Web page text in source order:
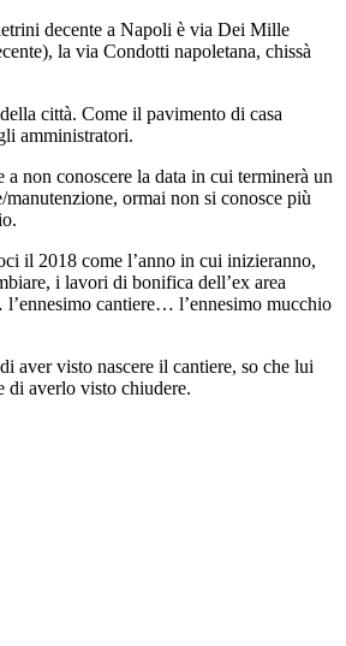
decente a Napoli è via Dei Mille
la via Condotti napoletana, chissà
città. Come il pavimento di casa
amministratori.
non conoscere la data in cui terminerà un
ormai non si conosce più
il 2018 come l’anno in cui inizieranno,
i lavori di bonifica dell’ex area
cantiere… l’ennesimo mucchio
aver visto nascere il cantiere, so che lui
di averlo visto chiudere.